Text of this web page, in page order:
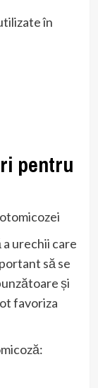
în
pentru
urechii care
să se
și
favoriza